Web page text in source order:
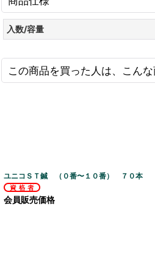
入数/容量
この商品を買った人は、こん
ユニコＳＴ鍼 （０番〜１０番） ７０本
会員販売価格